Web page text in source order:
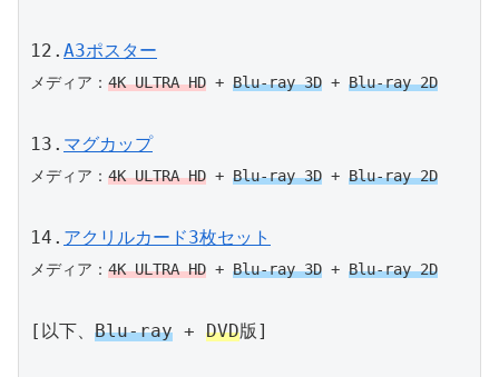
12. A3ポスター
メディア： 4K ULTRA HD + Blu-ray 3D + Blu-ray 2D
13. マグカップ
メディア： 4K ULTRA HD + Blu-ray 3D + Blu-ray 2D
14. アクリルカード3枚セット
メディア： 4K ULTRA HD + Blu-ray 3D + Blu-ray 2D
[以下、 Blu-ray + DVD版]